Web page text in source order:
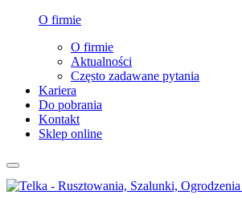
O firmie
O firmie
Aktualności
Często zadawane pytania
Kariera
Do pobrania
Kontakt
Sklep online